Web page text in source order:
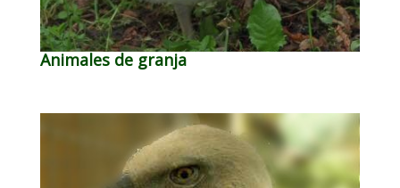
Animales de granja